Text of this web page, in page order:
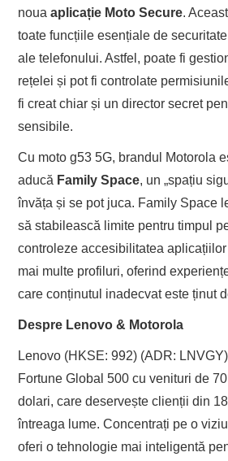
nouaaplicație Moto Secure.
toate funcțiile esențiale de
ale telefonului. Astfel, poate fi
rețelei și pot fi controlate
fi creat chiar și un director secret
sensibile.
Cu moto g53 5G, brandul Motorola
aducă Family Space, un „spațiu
învăța și se pot juca. Family Space
să stabilească limite pentru timpul
controleze accesibilitatea
mai multe profiluri, oferind
care conținutul inadecvat este ținut
Despre Lenovo & Motorola
Lenovo (HKSE: 992) (ADR:
Fortune Global 500 cu venituri de
dolari, care deservește clienții din
întreaga lume. Concentrați pe o
oferi o tehnologie mai inteligentă